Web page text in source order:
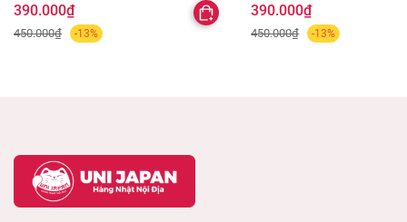
390.000₫
450.000₫ -13%
390.000₫
450.000₫ -13%